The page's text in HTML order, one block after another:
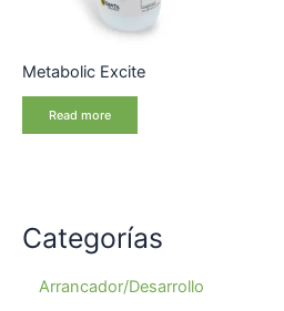
Categorías
Arrancador/Desarrollo
Metabolic Excite
Read more